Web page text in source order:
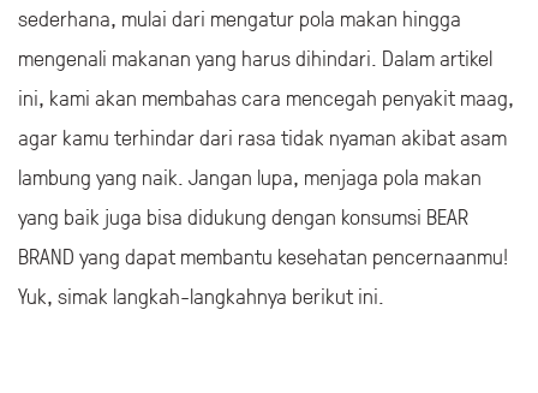
sederhana, mulai dari mengatur pola makan hingga
mengenali makanan yang harus dihindari. Dalam artikel
ini, kami akan membahas cara mencegah penyakit maag,
agar kamu terhindar dari rasa tidak nyaman akibat asam
lambung yang naik. Jangan lupa, menjaga pola makan
yang baik juga bisa didukung dengan konsumsi BEAR
BRAND yang dapat membantu kesehatan pencernaanmu!
Yuk, simak langkah-langkahnya berikut ini.